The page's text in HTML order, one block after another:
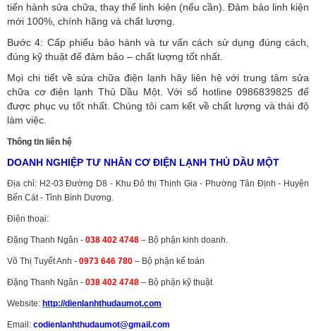
tiến hành sửa chữa, thay thế linh kiện (nếu cần). Đảm bảo linh kiện
mới 100%, chính hãng và chất lượng.
Bước 4: Cấp phiếu bảo hành và tư vấn cách sử dụng đúng cách,
đúng kỹ thuật để đảm bảo – chất lượng tốt nhất.
Mọi chi tiết về sửa chữa điện lạnh hãy liên hệ với trung tâm sửa
chữa cơ điện lạnh Thủ Dầu Một. Với số hotline 0986839825 để
được phục vụ tốt nhất. Chúng tôi cam kết về chất lượng và thái độ
làm việc.
Thông tin liên hệ
DOANH NGHIỆP TƯ NHÂN CƠ ĐIỆN LẠNH THỦ DẦU MỘT
Địa chỉ: H2-03 Đường D8 - Khu Đô thị Thịnh Gia - Phường Tân Định - Huyện
Bến Cát - Tỉnh Bình Dương.
Điện thoại:
Đặng Thanh Ngân - 038 402 4748 – Bộ phận kinh doanh.
Võ Thị Tuyết Anh - 0973 646 780 – Bộ phận kế toán
Đặng Thanh Ngân - 038 402 4748 – Bộ phận kỹ thuật
Website: http://dienlanhthudaumot.com
Email: codienlanhthudaumot@gmail.com